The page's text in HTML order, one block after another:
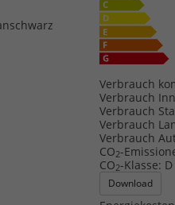
Verbrauch
Verbrauch
Verbrauch
Verbrauch
Verbrauch
CO2-
CO2-Klasse: D
Download